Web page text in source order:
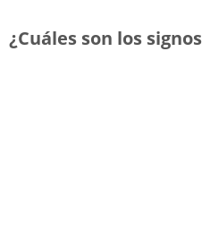
¿Cuáles son los